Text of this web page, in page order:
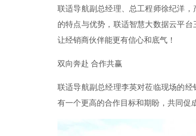
联适导航副总经理、总工程师徐纪洋
的特点与优势，联适智慧大数据云平
让经销商伙伴能更有信心和底气！
双向奔赴 合作共赢
联适导航副总经理李英对莅临现场的
有一个更高的合作目标和期盼，共同促